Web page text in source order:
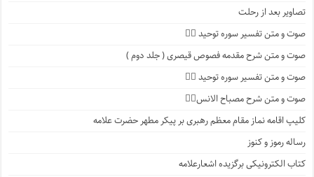
تصاویر بعد از رحلت
صوت و متن تفسیر سوره توحید ۲️⃣
صوت و متن شرح مقدمه فصوص قیصری ( جلد دوم )
صوت و متن تفسیر سوره توحید ۱️⃣
صوت و متن شرح مصباح الانس۸⃣
کلیپ اقامه نماز مقام معظم رهبری بر پیکر مطهر حضرت علامه
رساله رموز و کنوز
کتاب الکترونیکی برگزیده اشعارعلامه